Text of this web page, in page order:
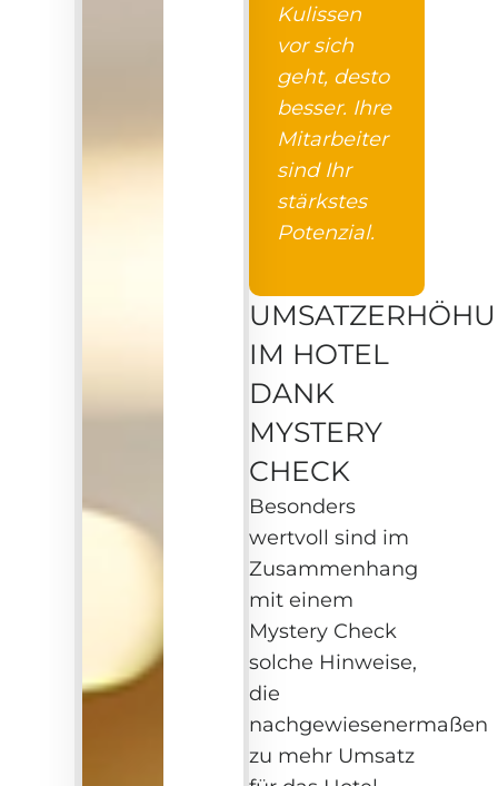
Kulissen
vor sich
geht, desto
besser. Ihre
Mitarbeiter
sind Ihr
stärkstes
Potenzial.
IM HOTEL
DANK
MYSTERY
CHECK
Besonders
wertvoll sind im
Zusammenhang
mit einem
Mystery Check
solche Hinweise,
die
nachgewiesenermaßen
zu mehr Umsatz